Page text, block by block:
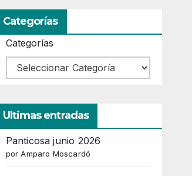
Categorías
Categorías
Ultimas entradas
Panticosa junio 2026
por Amparo Moscardó